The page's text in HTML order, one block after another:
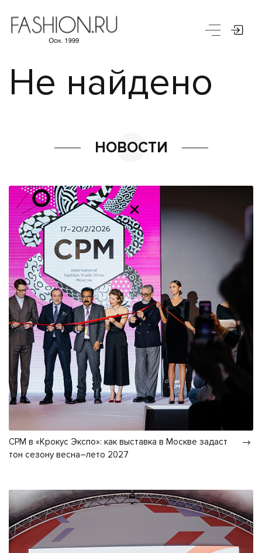
Не найдено
НОВОСТИ
CPM в «Крокус Экспо»: как выставка в Москве задаст
тон сезону весна–лето 2027